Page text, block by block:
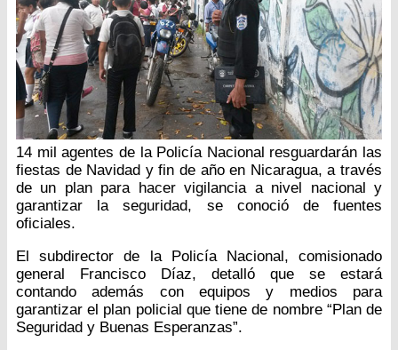
14 mil agentes de la Policía Nacional resguardarán las
fiestas de Navidad y fin de año en Nicaragua, a través
de un plan para hacer vigilancia a nivel nacional y
garantizar la seguridad, se conoció de fuentes
oficiales.
El subdirector de la Policía Nacional, comisionado
general Francisco Díaz, detalló que se estará
contando además con equipos y medios para
garantizar el plan policial que tiene de nombre “Plan de
Seguridad y Buenas Esperanzas”.